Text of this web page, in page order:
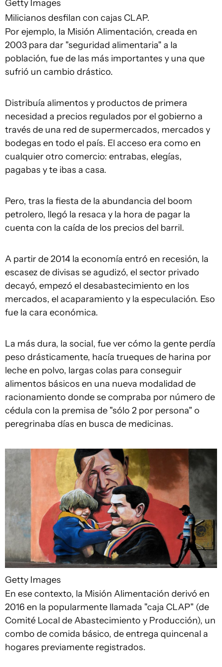
Getty Images
Milicianos desfilan con cajas CLAP.
Por ejemplo, la Misión Alimentación, creada en
2003 para dar "seguridad alimentaria" a la
población, fue de las más importantes y una que
sufrió un cambio drástico.
Distribuía alimentos y productos de primera
necesidad a precios regulados por el gobierno a
través de una red de supermercados, mercados y
bodegas en todo el país. El acceso era como en
cualquier otro comercio: entrabas, elegías,
pagabas y te ibas a casa.
Pero, tras la fiesta de la abundancia del boom
petrolero, llegó la resaca y la hora de pagar la
cuenta con la caída de los precios del barril.
A partir de 2014 la economía entró en recesión, la
escasez de divisas se agudizó, el sector privado
decayó, empezó el desabastecimiento en los
mercados, el acaparamiento y la especulación. Eso
fue la cara económica.
La más dura, la social, fue ver cómo la gente perdía
peso drásticamente, hacía trueques de harina por
leche en polvo, largas colas para conseguir
alimentos básicos en una nueva modalidad de
racionamiento donde se compraba por número de
cédula con la premisa de "sólo 2 por persona" o
peregrinaba días en busca de medicinas.
Getty Images
En ese contexto, la Misión Alimentación derivó en
2016 en la popularmente llamada "caja CLAP" (de
Comité Local de Abastecimiento y Producción), un
combo de comida básico, de entrega quincenal a
hogares previamente registrados.